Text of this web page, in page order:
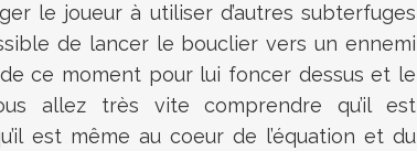
le joueur à utiliser d’autres subterfuges
de lancer le bouclier vers un ennemi
ce moment pour lui foncer dessus et le
allez très vite comprendre qu’il est
est même au coeur de l’équation et du